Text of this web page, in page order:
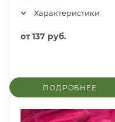
Характеристики
от137 руб.
ПОДРОБНЕЕ